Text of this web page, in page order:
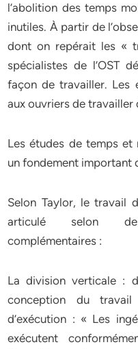
l’abolition des temps
inutiles. À partir de
dont on repérait les «
spécialistes de l’OST
façon de travailler. Les
aux ouvriers de travailler
Les études de temps
un fondement important
Selon Taylor, le travail
articulé selon
complémentaires :
La division verticale :
conception du
d’exécution : « Les
exécutent